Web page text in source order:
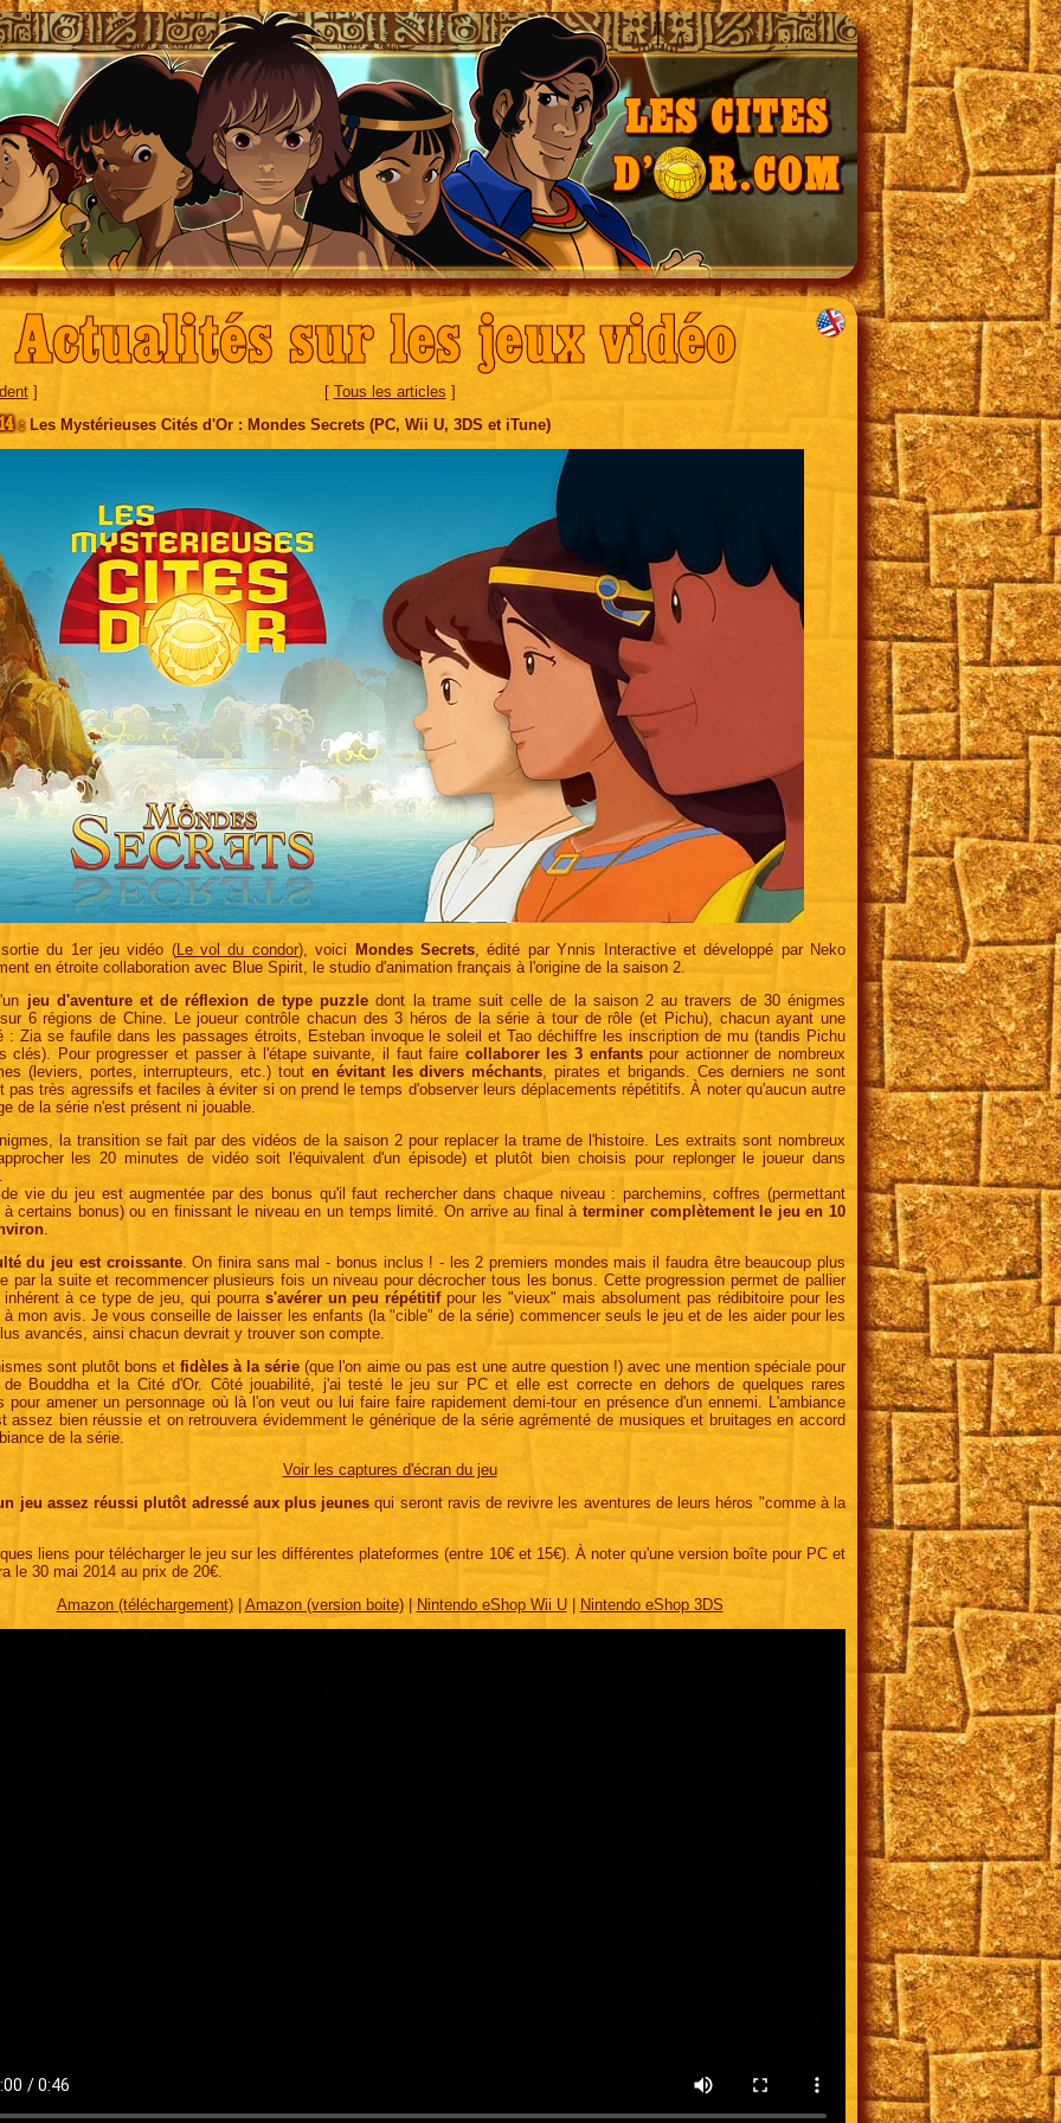
Actualités sur les jeux vidéo
] [ Tous les articles ]
: Les Mystérieuses Cités d'Or : Mondes Secrets (PC, Wii U, 3DS et iTune)
du 1er jeu vidéo (Le vol du condor), voici Mondes Secrets, édité par Ynnis Interactive et développé par Neko
en étroite collaboration avec Blue Spirit, le studio d'animation français à l'origine de la saison 2.
jeu d'aventure et de réflexion de type puzzle dont la trame suit celle de la saison 2 au travers de 30 énigmes
6 régions de Chine. Le joueur contrôle chacun des 3 héros de la série à tour de rôle (et Pichu), chacun ayant une
: Zia se faufile dans les passages étroits, Esteban invoque le soleil et Tao déchiffre les inscription de mu (tandis Pichu
clés). Pour progresser et passer à l'étape suivante, il faut faire collaborer les 3 enfantspour actionner de nombreux
(leviers, portes, interrupteurs, etc.) tout en évitant les divers méchants, pirates et brigands. Ces derniers ne sont
pas très agressifs et faciles à éviter si on prend le temps d'observer leurs déplacements répétitifs. À noter qu'aucun autre
de la série n'est présent ni jouable.
la transition se fait par des vidéos de la saison 2 pour replacer la trame de l'histoire. Les extraits sont nombreux
les 20 minutes de vidéo soit l'équivalent d'un épisode) et plutôt bien choisis pour replonger le joueur dans
de vie du jeu est augmentée par des bonus qu'il faut rechercher dans chaque niveau : parchemins, coffres (permettant
à certains bonus) ou en finissant le niveau en un temps limité. On arrive au final à terminer complètement le jeu en 10
du jeu est croissante. On finira sans mal - bonus inclus ! - les 2 premiers mondes mais il faudra être beaucoup plus
par la suite et recommencer plusieurs fois un niveau pour décrocher tous les bonus. Cette progression permet de pallier
inhérent à ce type de jeu, qui pourra s'avérer un peu répétitifpour les "vieux" mais absolument pas rédibitoire pour les
à mon avis. Je vous conseille de laisser les enfants (la "cible" de la série) commencer seuls le jeu et de les aider pour les
avancés, ainsi chacun devrait y trouver son compte.
sont plutôt bons etfidèles à la série (que l'on aime ou pas est une autre question !) avec une mention spéciale pour
de Bouddha et la Cité d'Or. Côté jouabilité, j'ai testé le jeu sur PC et elle est correcte en dehors de quelques rares
pour amener un personnage où là l'on veut ou lui faire faire rapidement demi-tour en présence d'un ennemi. L'ambiance
assez bien réussie et on retrouvera évidemment le générique de la série agrémenté de musiques et bruitages en accord
de la série.
Voir les captures d'écran du jeu
jeu assez réussi plutôt adressé aux plus jeunes qui seront ravis de revivre les aventures de leurs héros "comme à la
liens pour télécharger le jeu sur les différentes plateformes (entre 10€ et 15€). À noter qu'une version boîte pour PC et
le 30 mai 2014 au prix de 20€.
Amazon (téléchargement)| Amazon (version boite)| Nintendo eShop Wii U| Nintendo eShop 3DS